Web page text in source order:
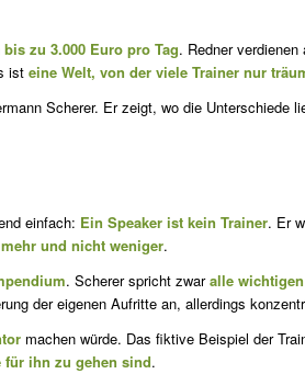
bis zu 3.000 Euro pro Tag. Redner
ist eine Welt, von der viele Trainer nur
Scherer. Er zeigt, wo die Unterschiede
einfach: Ein Speaker ist kein Trainer. Er
und nicht weniger.
. Scherer spricht zwaralle
der eigenen Aufritte an, allerdings
machen würde. Das fiktive Beispiel der
ihn zu gehen sind.